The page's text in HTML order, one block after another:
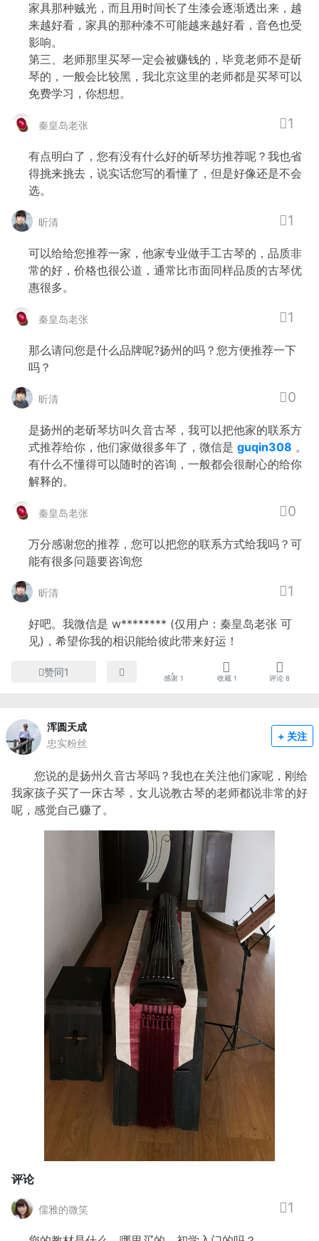
家具那种贼光，而且用时间长了生漆会逐渐透出来，越
来越好看，家具的那种漆不可能越来越好看，音色也受
影响。
第三、老师那里买琴一定会被赚钱的，毕竟老师不是斫
琴的，一般会比较黑，我北京这里的老师都是买琴可以
免费学习，你想想。
秦皇岛老张 1
有点明白了，您有没有什么好的斫琴坊推荐呢？我也省
得挑来挑去，说实话您写的看懂了，但是好像还是不会
选。
昕清 1
可以给给您推荐一家，他家专业做手工古琴的，品质非
常的好，价格也很公道，通常比市面同样品质的古琴优
惠很多。
秦皇岛老张 1
那么请问您是什么品牌呢?扬州的吗？您方便推荐一下
吗？
昕清 0
是扬州的老斫琴坊叫久音古琴，我可以把他家的联系方
式推荐给你，他们家做很多年了，微信是 guqin308 。
有什么不懂得可以随时的咨询，一般都会很耐心的给你
解释的。
秦皇岛老张 0
万分感谢您的推荐，您可以把您的联系方式给我吗？可
能有很多问题要咨询您
昕清 1
好吧。我微信是 w******** (仅用户：秦皇岛老张 可
见)，希望你我的相识能给彼此带来好运！
赞同1
感谢1 收藏 1 评论8
浑圆天成
忠实粉丝
+ 关注
您说的是扬州久音古琴吗？我也在关注他们家呢，刚给
我家孩子买了一床古琴，女儿说教古琴的老师都说非常的好
呢，感觉自己赚了。
评论
儒雅的微笑 1